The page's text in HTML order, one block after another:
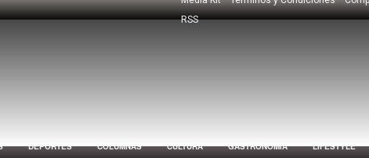
RSS
DEPORTES COLUMNAS CULTURA GASTRONOMÍA LIFESTYLE